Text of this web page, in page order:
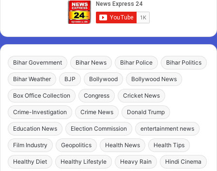
Bihar Government Bihar News Bihar Police Bihar Politics
Bihar Weather BJP Bollywood Bollywood News
Box Office Collection Congress Cricket News
Crime-Investigation Crime News Donald Trump
Education News Election Commission entertainment news
Film Industry Geopolitics Health News Health Tips
Healthy Diet Healthy Lifestyle Heavy Rain Hindi Cinema